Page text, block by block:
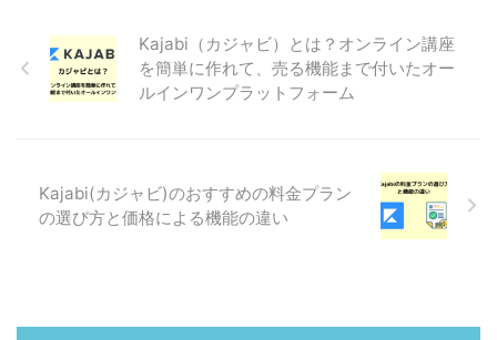
Kajabi（カジャビ）とは？オンライン講座
を簡単に作れて、売る機能まで付いたオー
ルインワンプラットフォーム
Kajabi(カジャビ)のおすすめの料金プラン
の選び方と価格による機能の違い